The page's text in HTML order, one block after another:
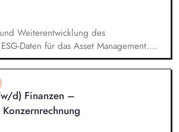
von
und unterstützt durch Analysen,
die strategische Steuerung des
Weiterentwicklung des
Daten für das Asset Management.
Prüfung der täglichen ESG-
von Auffälligkeiten. Erstellung und
Ausschlusslisten für die Kapitalanlage
Erstellung von Kunden-Reports auf
Daten. Unterstützung bei regulatorischen
Analyse und Research im ESG-
d) Finanzen –